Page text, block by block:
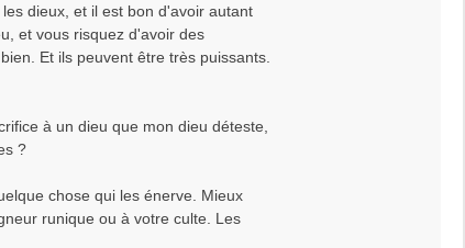
dieux, et il est bon d'avoir autant
et vous risquez d'avoir des
Et ils peuvent être très puissants.
à un dieu que mon dieu déteste,
?
chose qui les énerve. Mieux
runique ou à votre culte. Les